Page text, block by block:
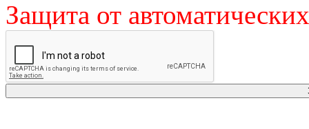
Защита от